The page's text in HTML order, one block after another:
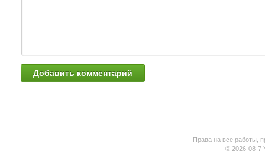
Права на все работы,
© 2026-08-7